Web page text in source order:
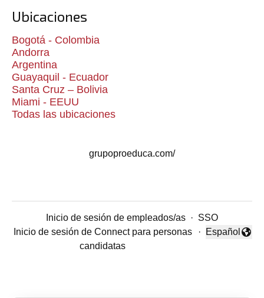
Ubicaciones
Bogotá - Colombia
Andorra
Argentina
Guayaquil - Ecuador
Santa Cruz – Bolivia
Miami - EEUU
Todas las ubicaciones
grupoproeduca.com/
Inicio de sesión de empleados/as · SSO
Inicio de sesión de Connect para personas
candidatas
·
Cambiar
Español